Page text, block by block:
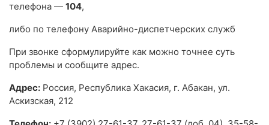
телефона — 104,
либо по телефону Аварийно-диспетчерских служб
При звонке сформулируйте как можно точнее суть
проблемы и сообщите адрес.
Адрес: Россия, Республика Хакасия, г. Абакан, ул.
Аскизская, 212